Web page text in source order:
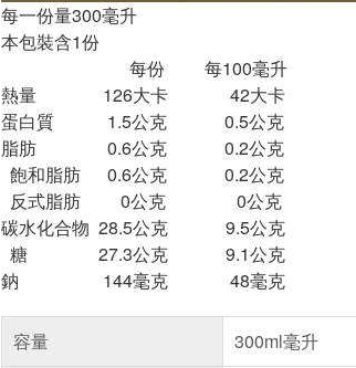
每一份量300毫升
本包裝含1份
每份 每100毫升
熱量 126大卡 42大卡
蛋白質 1.5公克 0.5公克
脂肪 0.6公克 0.2公克
飽和脂肪 0.6公克 0.2公克
反式脂肪 0公克 0公克
碳水化合物 28.5公克 9.5公克
糖 27.3公克 9.1公克
鈉 144毫克 48毫克
容量
300ml毫升